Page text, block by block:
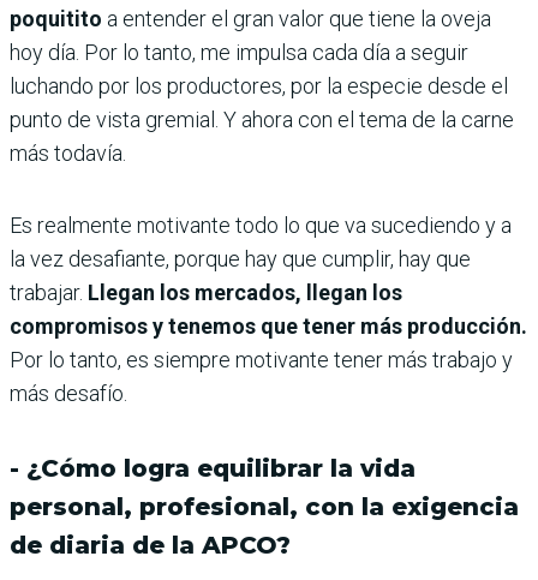
poquitito a entender el gran valor que tiene la oveja
hoy día. Por lo tanto, me impulsa cada día a seguir
luchando por los productores, por la especie desde el
punto de vista gremial. Y ahora con el tema de la carne
más todavía.
Es realmente motivante todo lo que va sucediendo y a
la vez desafiante, porque hay que cumplir, hay que
trabajar. Llegan los mercados, llegan los
compromisos y tenemos que tener más producción.
Por lo tanto, es siempre motivante tener más trabajo y
más desafío.
- ¿Cómo logra equilibrar la vida
personal, profesional, con la exigencia
de diaria de la APCO?